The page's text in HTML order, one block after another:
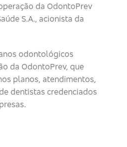
da OdontoPrev
S.A., acionista da
odontológicos
da OdontoPrev, que
planos, atendimentos,
dentistas credenciados